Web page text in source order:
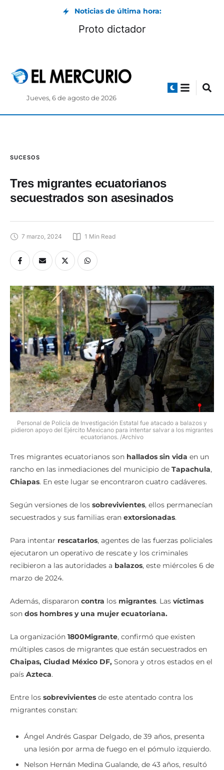
Noticias de última hora:
Proto dictador
Jueves, 6 de agosto de 2026
SUCESOS
Tres migrantes ecuatorianos
secuestrados son asesinados
7 marzo, 2024 1 Min Read
Personal de Policía de Investigación Estatal fue atacado a balazos y
pidieron apoyo del Ejército Mexicano para intentar salvar a los migrantes
ecuatorianos. /Archivo
Tres migrantes ecuatorianos son hallados sin vida en un
rancho en las inmediaciones del municipio de Tapachula,
Chiapas. En este lugar se encontraron cuatro cadáveres.
Según versiones de los sobrevivientes, ellos permanecían
secuestrados y sus familias eran extorsionadas.
Para intentar rescatarlos, agentes de las fuerzas policiales
ejecutaron un operativo de rescate y los criminales
recibieron a las autoridades a balazos, este miércoles 6 de
marzo de 2024.
Además, dispararon contra los migrantes. Las víctimas
son dos hombres y una mujer ecuatoriana.
La organización 1800Migrante, confirmó que existen
múltiples casos de migrantes que están secuestrados en
Chaipas, Ciudad México DF, Sonora y otros estados en el
país Azteca.
Entre los sobrevivientes de este atentado contra los
migrantes constan:
Ángel Andrés Gaspar Delgado, de 39 años, presenta
una lesión por arma de fuego en el pómulo izquierdo.
Nelson Hernán Medina Gualande, de 43 años, resultó